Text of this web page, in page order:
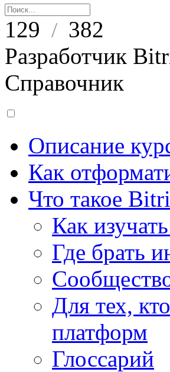
129 / 382
Разработчик
Справочник
Описание
Как
Что такое
Как
Где брать
Для тех,
платформ
Глоссарий